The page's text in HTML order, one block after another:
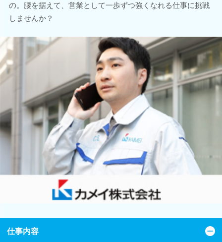
の。腰を据えて、営業として一歩ずつ強くなれる仕事に挑戦
しませんか？
仕事内容